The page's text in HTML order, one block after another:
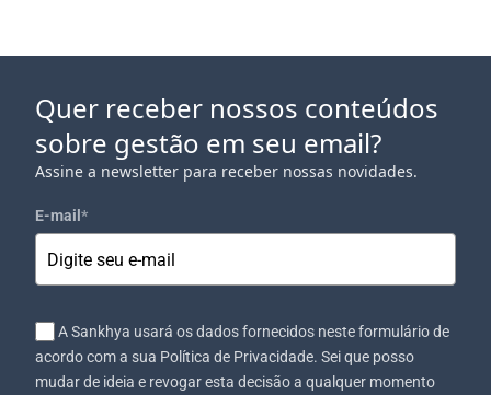
Quer receber nossos conteúdos
sobre gestão em seu email?
Assine a newsletter para receber nossas novidades.
E-mail *
A Sankhya usará os dados fornecidos neste formulário de
acordo com a sua Política de Privacidade. Sei que posso
mudar de ideia e revogar esta decisão a qualquer momento